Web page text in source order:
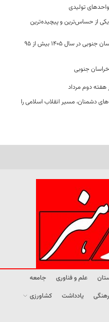
تولیدی
از حساس‌ترین و پیچیده‌ترین
سهم مالیات از کل درآمدهای مصوب خراسان جنوبی در سال ۱۴۰۵ بیش از ۹۵
دشمنان، مسیر انقلاب اسلامی را
علم و فناوری
جامعه
یادداشت
کشاورزی